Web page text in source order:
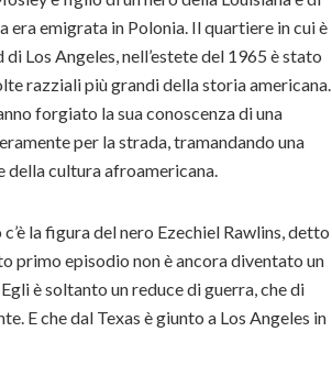
era emigrata in Polonia. Il quartiere in cui è
Los Angeles, nell’estete del 1965 è stato
razziali più grandi della storia americana.
forgiato la sua conoscenza di una
per la strada, tramandando una
della cultura afroamericana.
la figura del nero Ezechiel Rawlins, detto
primo episodio non è ancora diventato un
è soltanto un reduce di guerra, che di
E che dal Texas è giunto a Los Angeles in